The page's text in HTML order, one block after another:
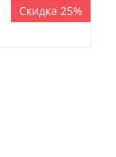
Скидка 25%